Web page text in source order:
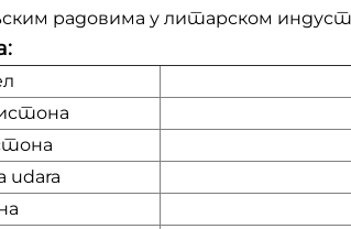
радовима у литарском
udara